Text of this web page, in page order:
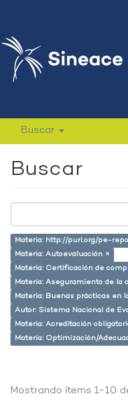
Buscar
Buscar
Materia: http://purl.org/pe-
Materia: Autoevaluación ×
Materia: Certificación de
Materia: Aseguramiento de la
Materia: Buenas prácticas en
Autor: Sistema Nacional de
Materia: Acreditación
Materia: Optimización/
Mostrando ítems 1-10